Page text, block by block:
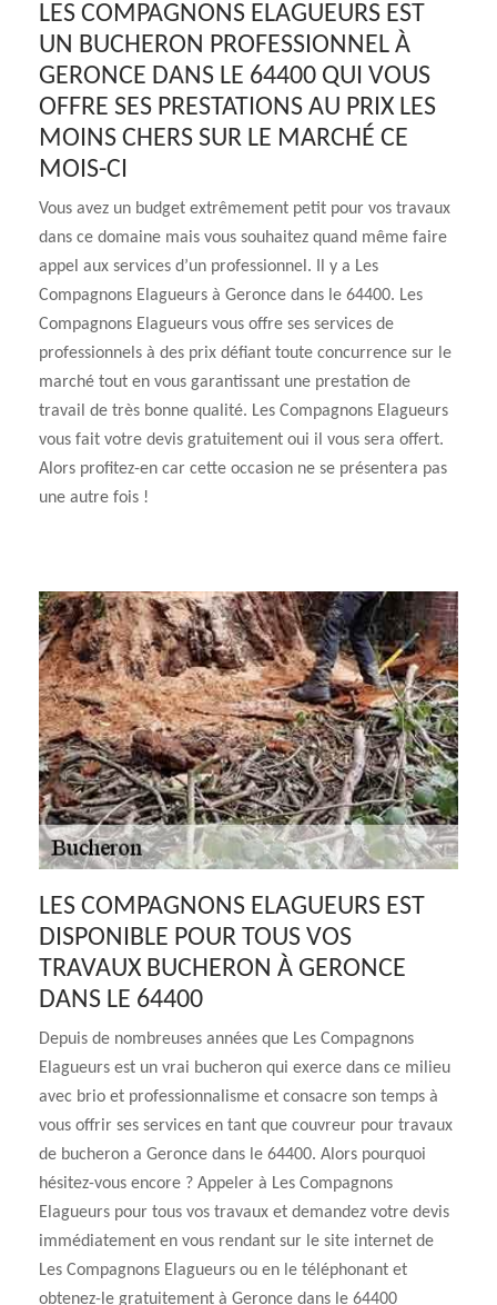
LES COMPAGNONS ELAGUEURS EST
UN BUCHERON PROFESSIONNEL À
GERONCE DANS LE 64400 QUI VOUS
OFFRE SES PRESTATIONS AU PRIX LES
MOINS CHERS SUR LE MARCHÉ CE
MOIS-CI
Vous avez un budget extrêmement petit pour vos travaux
dans ce domaine mais vous souhaitez quand même faire
appel aux services d’un professionnel. Il y a Les
Compagnons Elagueurs à Geronce dans le 64400. Les
Compagnons Elagueurs vous offre ses services de
professionnels à des prix défiant toute concurrence sur le
marché tout en vous garantissant une prestation de
travail de très bonne qualité. Les Compagnons Elagueurs
vous fait votre devis gratuitement oui il vous sera offert.
Alors profitez-en car cette occasion ne se présentera pas
une autre fois !
LES COMPAGNONS ELAGUEURS EST
DISPONIBLE POUR TOUS VOS
TRAVAUX BUCHERON À GERONCE
DANS LE 64400
Depuis de nombreuses années que Les Compagnons
Elagueurs est un vrai bucheron qui exerce dans ce milieu
avec brio et professionnalisme et consacre son temps à
vous offrir ses services en tant que couvreur pour travaux
de bucheron a Geronce dans le 64400. Alors pourquoi
hésitez-vous encore ? Appeler à Les Compagnons
Elagueurs pour tous vos travaux et demandez votre devis
immédiatement en vous rendant sur le site internet de
Les Compagnons Elagueurs ou en le téléphonant et
obtenez-le gratuitement à Geronce dans le 64400